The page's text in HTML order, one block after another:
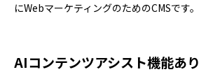
にWebマーケティングのためのCMSです。
AIコンテンツアシスト機能あり